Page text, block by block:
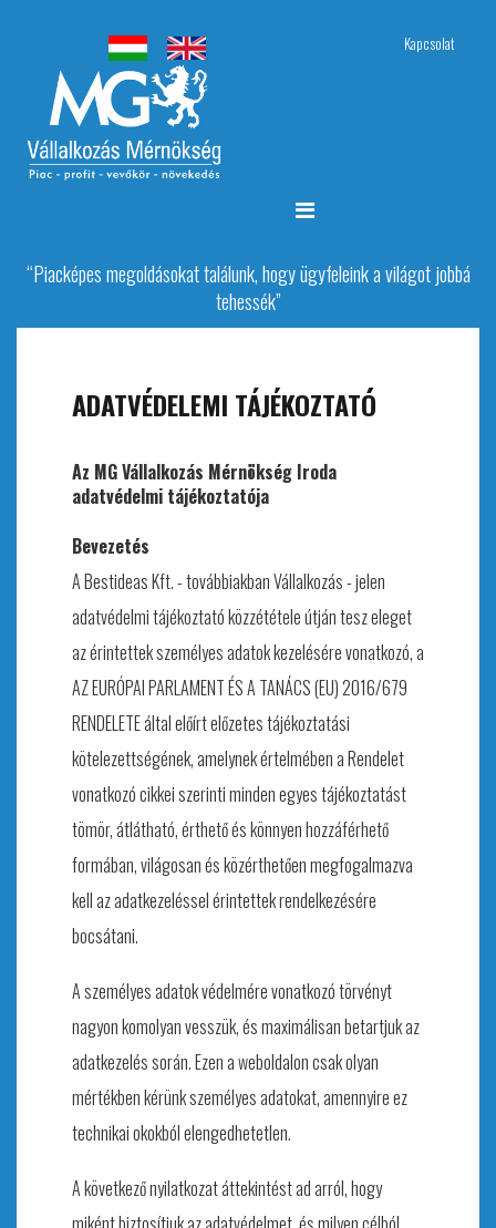
Kapcsolat
“Piacképes megoldásokat találunk, hogy ügyfeleink a világot jobbá
tehessék”
ADATVÉDELEMI TÁJÉKOZTATÓ
Az MG Vállalkozás Mérnökség Iroda
adatvédelmi tájékoztatója
Bevezetés
A Bestideas Kft. - továbbiakban Vállalkozás - jelen
adatvédelmi tájékoztató közzététele útján tesz eleget
az érintettek személyes adatok kezelésére vonatkozó, a
AZ EURÓPAI PARLAMENT ÉS A TANÁCS (EU) 2016/679
RENDELETE által előírt előzetes tájékoztatási
kötelezettségének, amelynek értelmében a Rendelet
vonatkozó cikkei szerinti minden egyes tájékoztatást
tömör, átlátható, érthető és könnyen hozzáférhető
formában, világosan és közérthetően megfogalmazva
kell az adatkezeléssel érintettek rendelkezésére
bocsátani.
A személyes adatok védelmére vonatkozó törvényt
nagyon komolyan vesszük, és maximálisan betartjuk az
adatkezelés során. Ezen a weboldalon csak olyan
mértékben kérünk személyes adatokat, amennyire ez
technikai okokból elengedhetetlen.
A következő nyilatkozat áttekintést ad arról, hogy